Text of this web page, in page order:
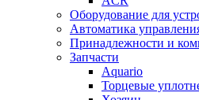
Оборудование для
Автоматика
Принадлежности и
Запчасти
Aquario
Торцевые